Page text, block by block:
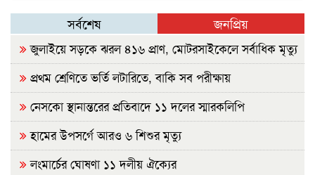
সর্বশেষ জনপ্রিয়
জুলাইয়ে সড়কে ঝরল ৪১৬ প্রাণ, মোটরসাইকেলে সর্বাধিক মৃত্যু
প্রথম শ্রেণিতে ভর্তি লটারিতে, বাকি সব পরীক্ষায়
নেসকো স্থানান্তরের প্রতিবাদে ১১ দলের স্মারকলিপি
হামের উপসর্গে আরও ৬ শিশুর মৃত্যু
লংমার্চের ঘোষণা ১১ দলীয় ঐক্যের